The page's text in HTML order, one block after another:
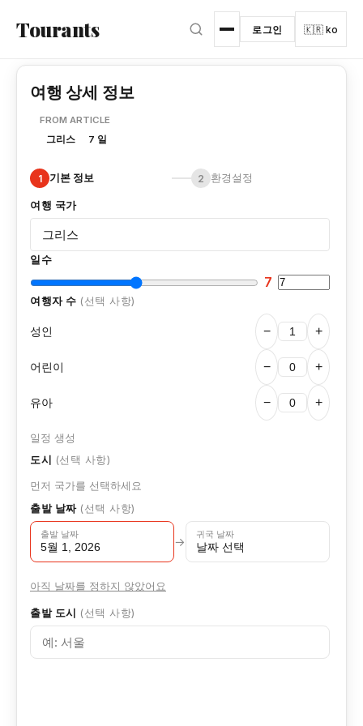
Tourants 로그인 🇰🇷 ko
여행 상세 정보
FROM ARTICLE
그리스
7 일
1 기본 정보 2 환경설정
여행 국가
일수
7
여행자 수 (선택 사항)
성인 − +
어린이 − +
유아 − +
일정 생성
도시 (선택 사항)
먼저 국가를 선택하세요
출발 날짜 (선택 사항)
출발 날짜
5월 1, 2026 →
귀국 날짜
날짜 선택
아직 날짜를 정하지 않았어요
출발 도시 (선택 사항)